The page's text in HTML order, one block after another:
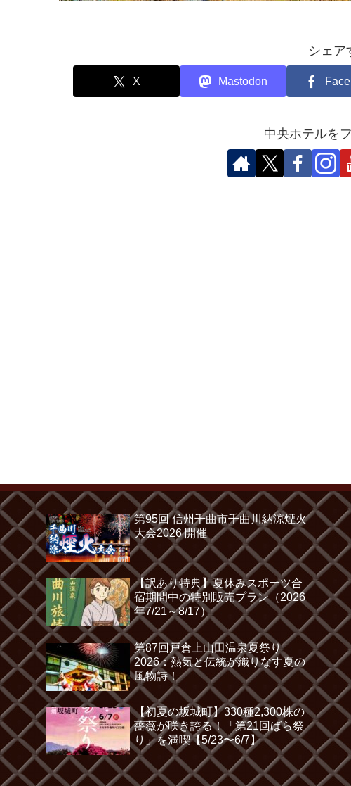
シェア
X Mastodon
中央ホテルを
第95回 信州千曲市千曲川納涼煙火
大会2026 開催
【訳あり特典】夏休みスポーツ合
宿期間中の特別販売プラン（2026
年7/21～8/17）
第87回戸倉上山田温泉夏祭り
2026：熱気と伝統が織りなす夏の
風物詩！
【初夏の坂城町】330種2,300株の
薔薇が咲き誇る！「第21回ばら祭
り」を満喫【5/23〜6/7】